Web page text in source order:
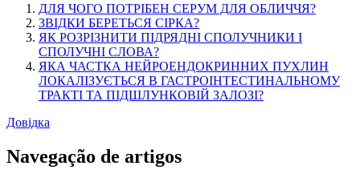
ДЛЯ ЧОГО ПОТРІБЕН СЕРУМ ДЛЯ ОБЛИЧЧЯ?
ЗВІДКИ БЕРЕТЬСЯ СІРКА?
ЯК РОЗРІЗНИТИ ПІДРЯДНІ СПОЛУЧНИКИ І
СПОЛУЧНІ СЛОВА?
ЯКА ЧАСТКА НЕЙРОЕНДОКРИННИХ ПУХЛИН
ЛОКАЛІЗУЄТЬСЯ В ГАСТРОІНТЕСТИНАЛЬНОМУ
ТРАКТІ ТА ПІДШЛУНКОВІЙ ЗАЛОЗІ?
Довідка
Navegação de artigos